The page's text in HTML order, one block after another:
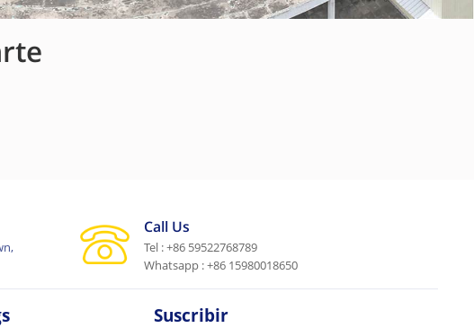
Call Us
Tel : +86 59522768789
Whatsapp : +86 15980018650
Suscribir